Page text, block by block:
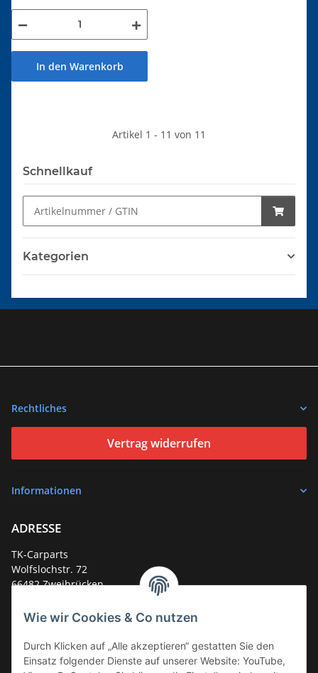
Wie wir Cookies & Co nutzen
Durch Klicken auf „Alle akzeptieren“ gestatten Sie den
Einsatz folgender Dienste auf unserer Website: YouTube,
In den Warenkorb
Artikel 1 - 11 von 11
Schnellkauf
Kategorien
Rechtliches
Vertrag widerrufen
Informationen
ADRESSE
TK-Carparts
Wolfslochstr. 72
66482 Zweibrücken
Service-Hotline +49 (0)6332 - 48 58 48
E-Mail:mail@tk-carparts.de
Montag-Donnerstag von 13 bis 16 Uhr